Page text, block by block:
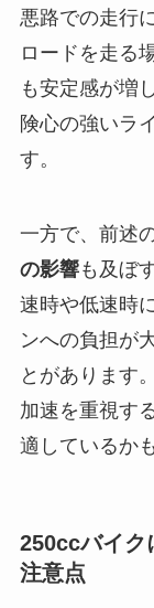
悪路での走行
ロードを走る
も安定感が増
険心の強いラ
す。
一方で、前述
の影響も及ぼ
速時や低速時
ンへの負担が
とがあります
加速を重視す
適しているか
250ccバイク
注意点